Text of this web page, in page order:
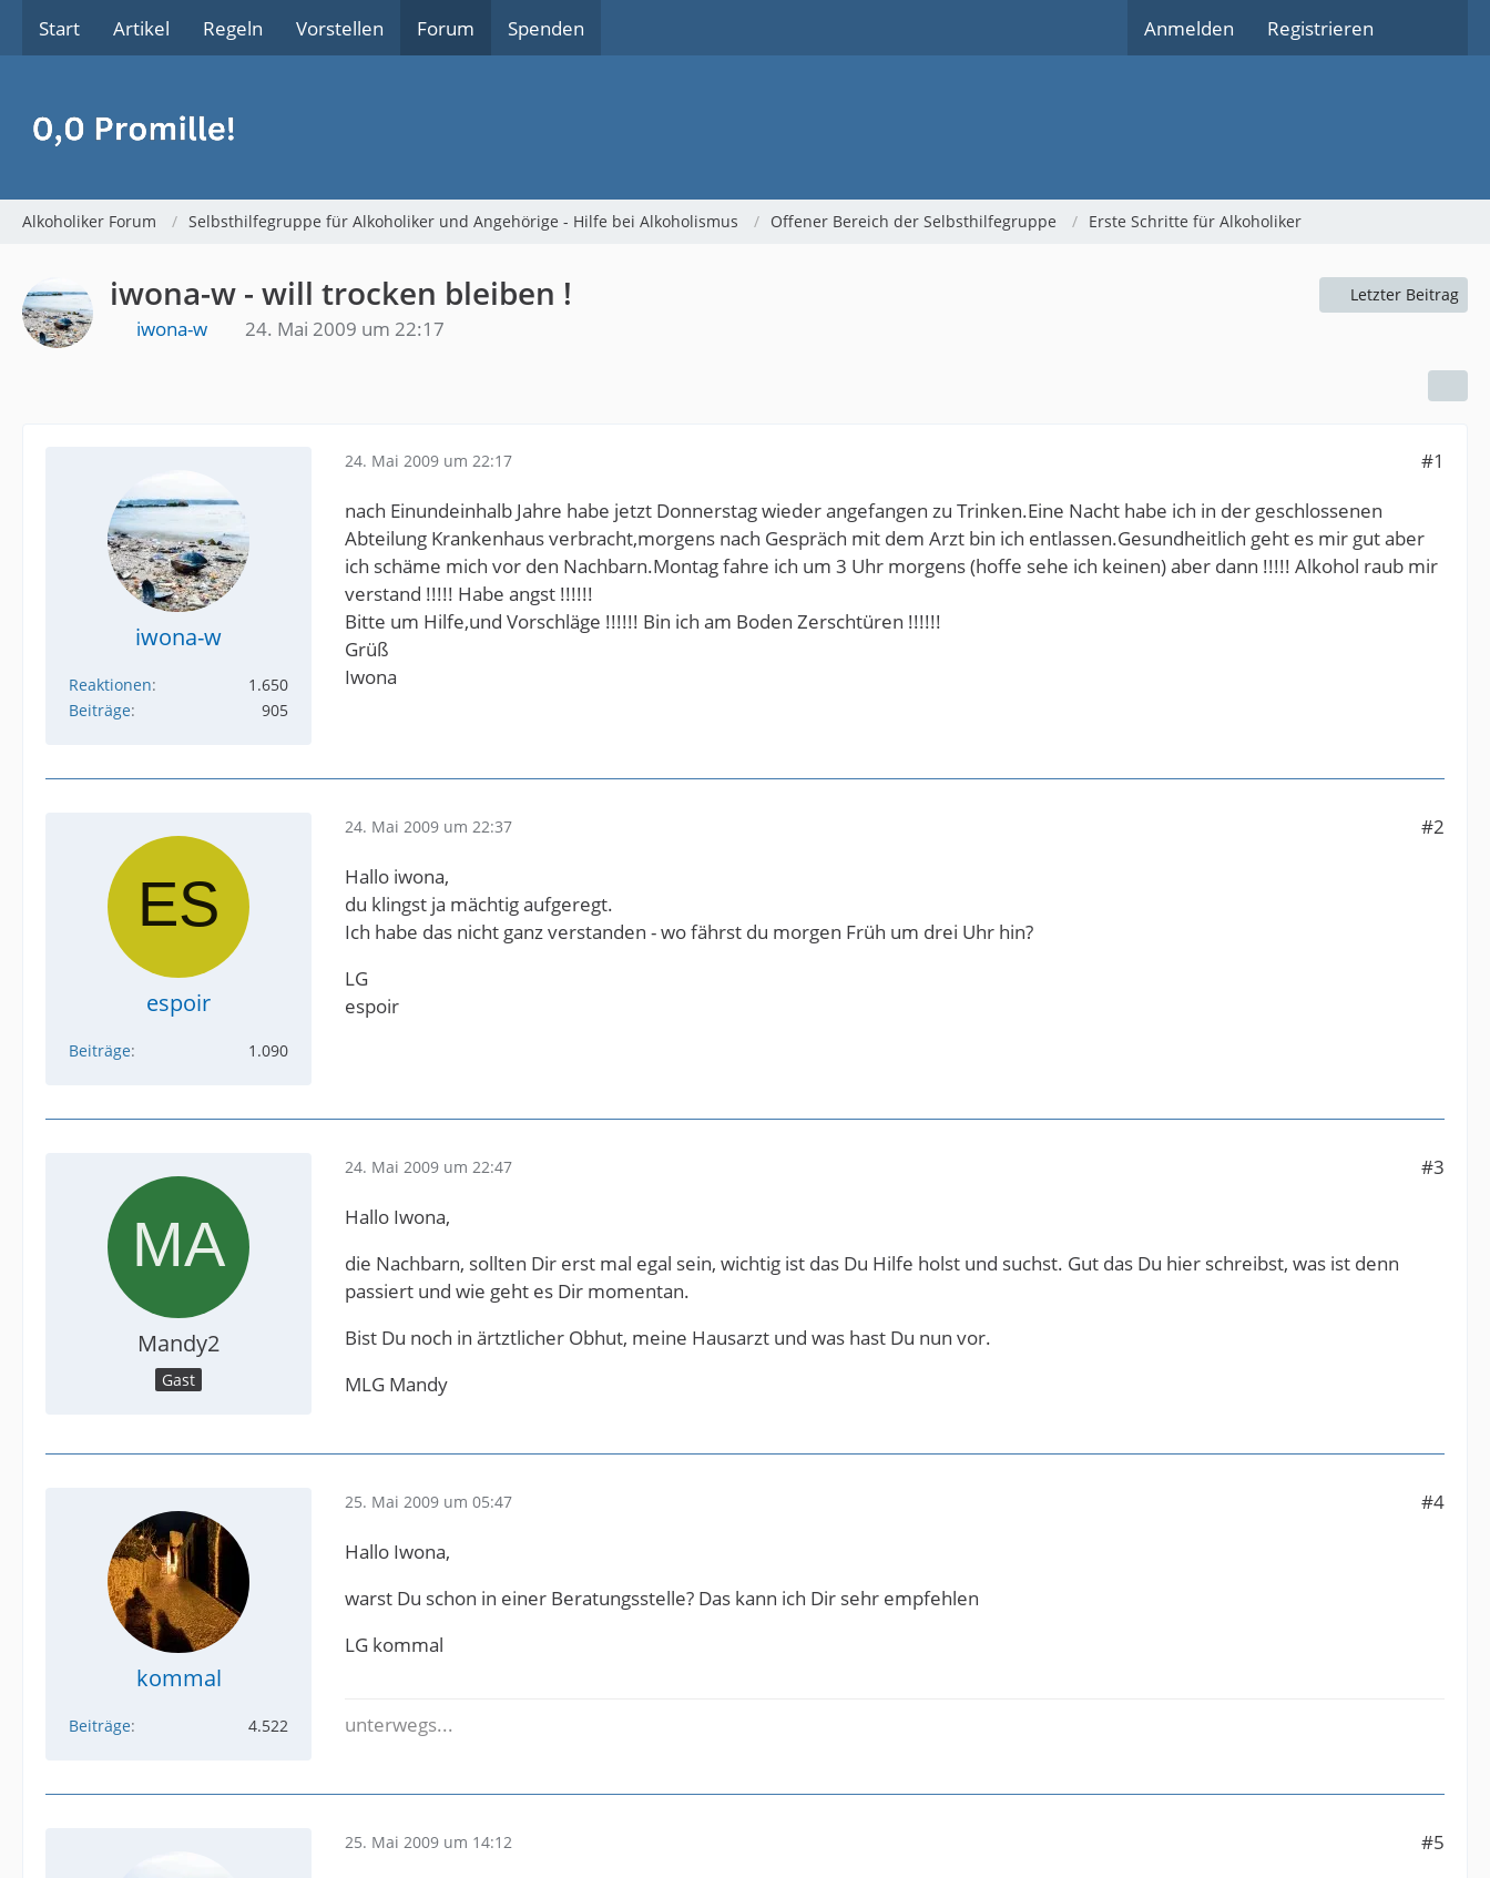
Start Artikel Regeln Vorstellen Forum Spenden Anmelden Registrieren
Alkoholiker Forum Selbsthilfegruppe für Alkoholiker und Angehörige - Hilfe bei Alkoholismus Offener Bereich der Selbsthilfegruppe Erste Schritte für Alkoholiker
iwona-w - will trocken bleiben !
iwona-w 24. Mai 2009 um 22:17
Letzter Beitrag
iwona-w
Reaktionen
1.650
Beiträge
905
24. Mai 2009 um 22:17
#1
nach Einundeinhalb Jahre habe jetzt Donnerstag wieder angefangen zu Trinken.Eine Nacht habe ich in der geschlossenen
Abteilung Krankenhaus verbracht,morgens nach Gespräch mit dem Arzt bin ich entlassen.Gesundheitlich geht es mir gut aber
ich schäme mich vor den Nachbarn.Montag fahre ich um 3 Uhr morgens (hoffe sehe ich keinen) aber dann !!!!! Alkohol raub mir
verstand !!!!! Habe angst !!!!!!
Bitte um Hilfe,und Vorschläge !!!!!! Bin ich am Boden Zerschtüren !!!!!!
Grüß
Iwona
espoir
Beiträge 1.090
24. Mai 2009 um 22:37
#2
Hallo iwona,
du klingst ja mächtig aufgeregt.
Ich habe das nicht ganz verstanden - wo fährst du morgen Früh um drei Uhr hin?
LG
espoir
Mandy2
Gast
24. Mai 2009 um 22:47
#3
Hallo Iwona,
die Nachbarn, sollten Dir erst mal egal sein, wichtig ist das Du Hilfe holst und suchst. Gut das Du hier schreibst, was ist denn
passiert und wie geht es Dir momentan.
Bist Du noch in ärtztlicher Obhut, meine Hausarzt und was hast Du nun vor.
MLG Mandy
kommal
Beiträge 4.522
25. Mai 2009 um 05:47
#4
Hallo Iwona,
warst Du schon in einer Beratungsstelle? Das kann ich Dir sehr empfehlen
LG kommal
unterwegs...
25. Mai 2009 um 14:12
#5